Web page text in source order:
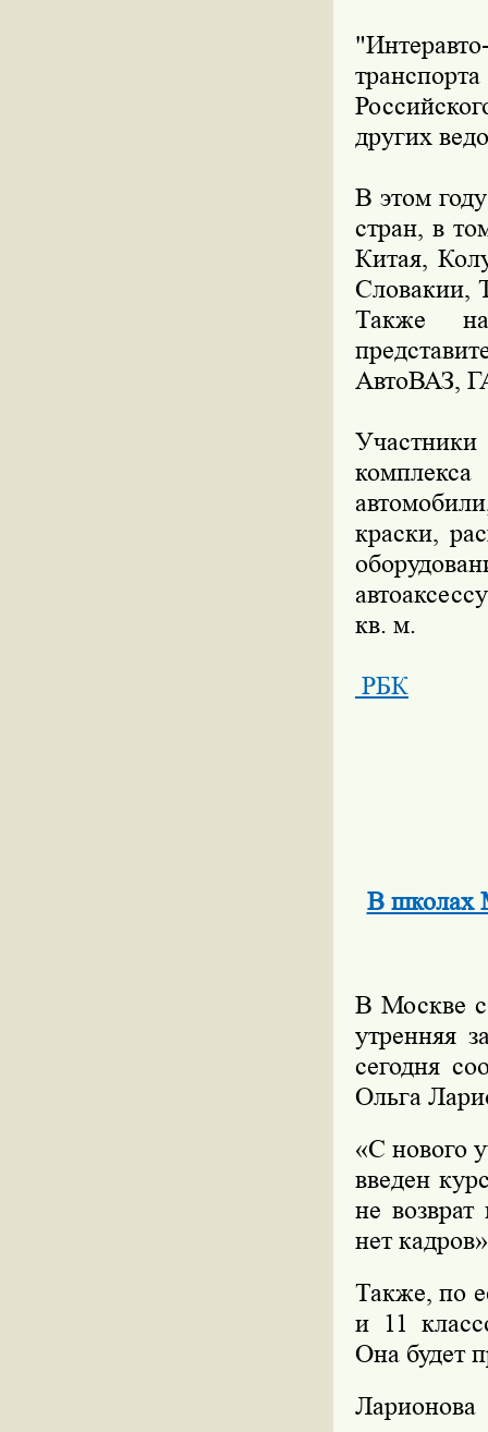
других
В этом
стран, в
Китая,
Словакии,
Также
АвтоВАЗ,
краски,
кв. м.
РБК
В школах
В Москве с
утренняя
сегодня
Ольга
«С нового
введен
не
нет
Также, по
и 11
Она будет